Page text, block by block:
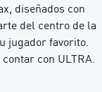
diseñados con
del centro de la
jugador favorito.
con ULTRA.